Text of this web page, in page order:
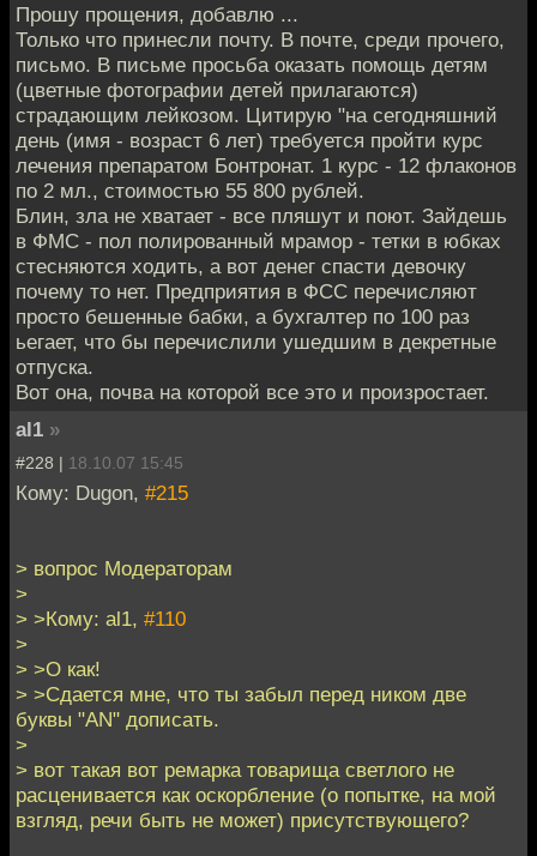
Прошу прощения, добавлю ...
Только что принесли почту. В почте, среди прочего,
письмо. В письме просьба оказать помощь детям
(цветные фотографии детей прилагаются)
страдающим лейкозом. Цитирую "на сегодняшний
день (имя - возраст 6 лет) требуется пройти курс
лечения препаратом Бонтронат. 1 курс - 12 флаконов
по 2 мл., стоимостью 55 800 рублей.
Блин, зла не хватает - все пляшут и поют. Зайдешь
в ФМС - пол полированный мрамор - тетки в юбках
стесняются ходить, а вот денег спасти девочку
почему то нет. Предприятия в ФСС перечисляют
просто бешенные бабки, а бухгалтер по 100 раз
ьегает, что бы перечислили ушедшим в декретные
отпуска.
Вот она, почва на которой все это и произростает.
al1 »
#228 | 18.10.07 15:45
Кому: Dugon, #215
> вопрос Модераторам
>
> >Кому: al1, #110
>
> >О как!
> >Сдается мне, что ты забыл перед ником две
буквы "AN" дописать.
>
> вот такая вот ремарка товарища светлого не
расценивается как оскорбление (о попытке, на мой
взгляд, речи быть не может) присутствующего?